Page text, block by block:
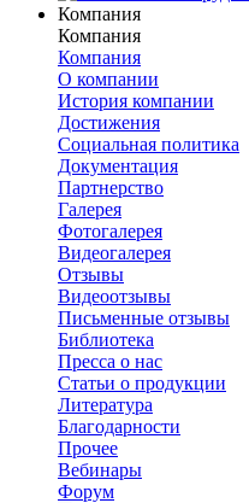
Компания
Компания
Компания
О компании
История компании
Достижения
Социальная политика
Документация
Партнерство
Галерея
Фотогалерея
Видеогалерея
Отзывы
Видеоотзывы
Письменные отзывы
Библиотека
Пресса о нас
Статьи о продукции
Литература
Благодарности
Прочее
Вебинары
Форум